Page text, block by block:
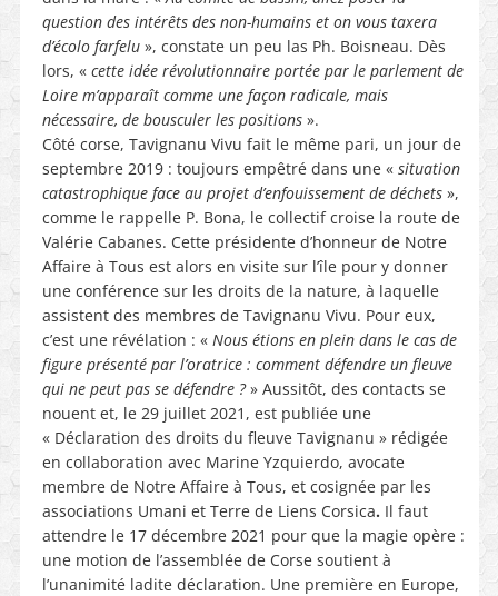
question des intérêts des non-humains et on vous taxera
d’écolo farfelu», constate un peu las Ph. Boisneau. Dès
lors, « cette idée révolutionnaire portée par le parlement de
Loire m’apparaît comme une façon radicale, mais
nécessaire, de bousculer les positions».
Côté corse, Tavignanu Vivu fait le même pari, un jour de
septembre 2019 : toujours empêtré dans une « situation
catastrophique face au projet d’enfouissement de déchets»,
comme le rappelle P. Bona, le collectif croise la route de
Valérie Cabanes. Cette présidente d’honneur de Notre
Affaire à Tous est alors en visite sur l’île pour y donner
une conférence sur les droits de la nature, à laquelle
assistent des membres de Tavignanu Vivu. Pour eux,
c’est une révélation : « Nous étions en plein dans le cas de
figure présenté par l’oratrice : comment défendre un fleuve
qui ne peut pas se défendre ?» Aussitôt, des contacts se
nouent et, le 29 juillet 2021, est publiée une
« Déclaration des droits du fleuve Tavignanu » rédigée
en collaboration avec Marine Yzquierdo, avocate
membre de Notre Affaire à Tous, et cosignée par les
associations Umani et Terre de Liens Corsica. Il faut
attendre le 17 décembre 2021 pour que la magie opère :
une motion de l’assemblée de Corse soutient à
l’unanimité ladite déclaration. Une première en Europe,